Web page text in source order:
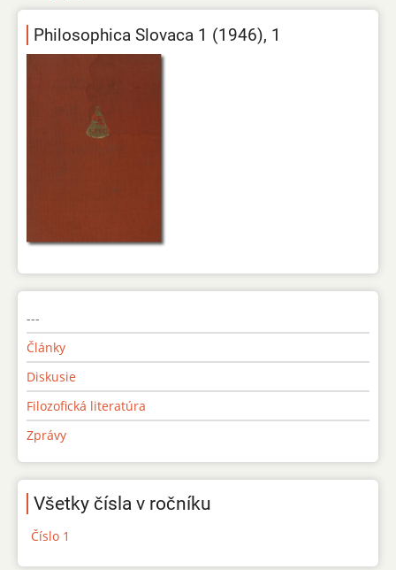
Philosophica Slovaca 1 (1946), 1
---
Články
Diskusie
Filozofická literatúra
Zprávy
Všetky čísla v ročníku
Číslo 1